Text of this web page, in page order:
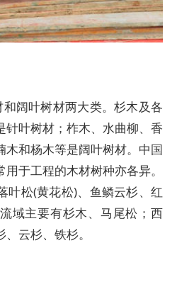
阔叶树材两大类。杉木及各
针叶树材；柞木、水曲柳、香
木和杨木等是阔叶树材。中国
于工程的木材树种亦各异。
叶松(黄花松)、鱼鳞云杉、红
域主要有杉木、马尾松；西
云杉、铁杉。